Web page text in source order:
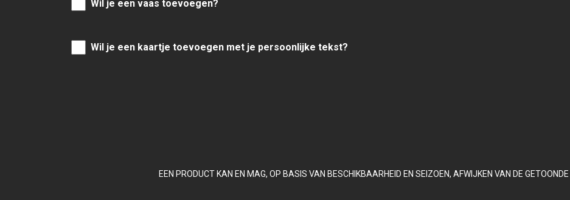
Wil je een vaas toevoegen?
Wil je een kaartje toevoegen met je persoonlijke tekst?
EEN PRODUCT KAN EN MAG, OP BASIS VAN BESCHIKBAARHEID EN SEIZOEN, AFWIJKEN VAN DE GETOONDE